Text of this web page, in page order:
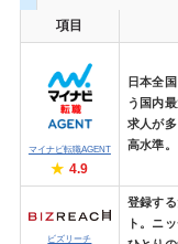
項目
マイナビ転職AGENT
4.9
日本全
う国内
求人が
高水準。
ビズリーチ
登録す
ト。ニ